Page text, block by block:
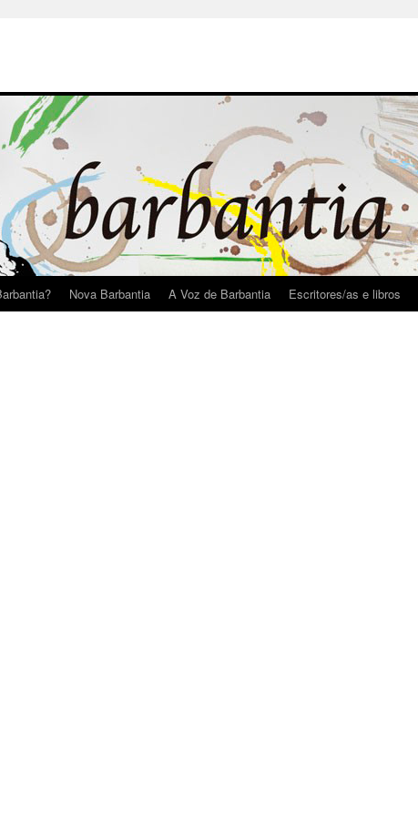
Nova Barbantia A Voz de Barbantia Escritores/as e libros